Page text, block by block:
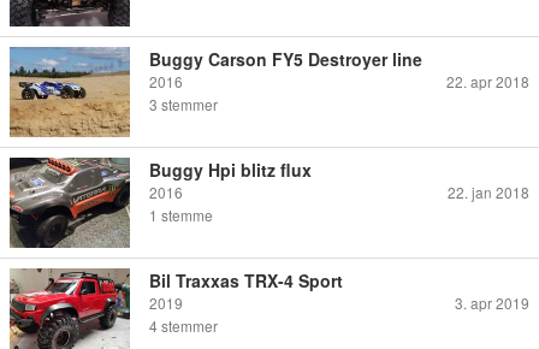
Buggy Carson FY5 Destroyer line
2016
22. apr 2018
3 stemmer
Buggy Hpi blitz flux
2016
22. jan 2018
1 stemme
Bil Traxxas TRX-4 Sport
2019
3. apr 2019
4 stemmer